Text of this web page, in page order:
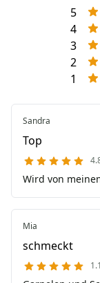
5
4
3
2
1
Sandra
Top
Wird von
Mia
schmeckt